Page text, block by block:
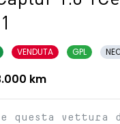
VENDUTA GPL
km
questa vettura